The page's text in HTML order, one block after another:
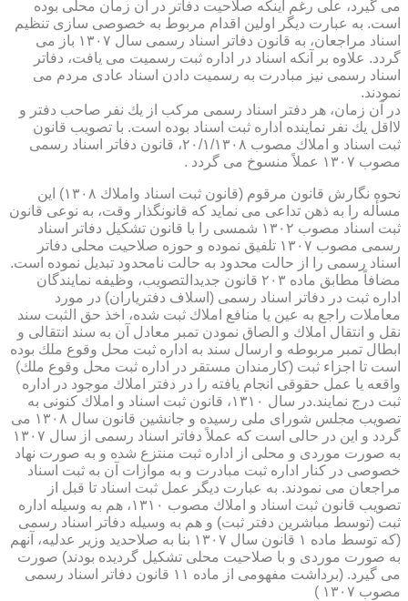
می گیرد، علی رغم اینكه صلاحیت دفاتر در آن زمان محلی بوده
است. به عبارت دیگر اولین اقدام مربوط به خصوصی سازی تنظیم
اسناد مراجعان، به قانون دفاتر اسناد رسمی سال ۱۳۰۷ باز می
گردد. علاوه بر آنكه اسناد در اداره ثبت رسمیت می یافت، دفاتر
اسناد رسمی نیز مبادرت به رسمیت دادن اسناد عادی مردم می
نمودند.
در آن زمان، هر دفتر اسناد رسمی مركب از یك نفر صاحب دفتر و
لااقل یك نفر نماینده اداره ثبت اسناد بوده است. با تصویب قانون
ثبت اسناد و املاك مصوب ۲۰/۱/۱۳۰۸، قانون دفاتر اسناد رسمی
مصوب ۱۳۰۷ عملاً منسوخ می گردد .
نحوه نگارش قانون مرقوم (قانون ثبت اسناد واملاك ۱۳۰۸) این
مسأله را به ذهن تداعی می نماید كه قانونگذار وقت، به نوعی قانون
ثبت اسناد مصوب ۱۳۰۲ شمسی را با قانون تشكیل دفاتر اسناد
رسمی مصوب ۱۳۰۷ تلفیق نموده و حوزه صلاحیت محلی دفاتر
اسناد رسمی را از حالت محدود به حالت نامحدود تبدیل نموده است.
مضافاً مطابق ماده ۲۰۳ قانون جدیدالتصویب، وظیفه نمایندگان
اداره ثبت در دفاتر اسناد رسمی (اسلاف دفتریاران) در مورد
معاملات راجع به عین یا منافع املاك ثبت شده، اخذ حق الثبت سند
نقل و انتقال املاك و الصاق نمودن تمبر معادل آن به سند انتقالی و
ابطال تمبر مربوطه و ارسال سند به اداره ثبت محل وقوع ملك بوده
است تا اجزاء ثبت (كارمندان مستقر در اداره ثبت محل وقوع ملك)
واقعه یا عمل حقوقی انجام یافته را در دفتر املاك موجود در اداره
ثبت درج نمایند.در سال ۱۳۱۰، قانون ثبت اسناد و املاك كنونی به
تصویب مجلس شورای ملی رسیده و جانشین قانون سال ۱۳۰۸ می
گردد و این در حالی است كه عملاً دفاتر اسناد رسمی از سال ۱۳۰۷
به صورت موردی و محلی از اداره ثبت منتزع شده و به صورت نهاد
خصوصی در كنار اداره ثبت مبادرت و به موازات آن به ثبت اسناد
مراجعان می نمودند. به عبارت دیگر عمل ثبت اسناد تا قبل از
تصویب قانون ثبت اسناد و املاك مصوب ۱۳۱۰، هم به وسیله اداره
ثبت (توسط مباشرین دفتر ثبت) و هم به وسیله دفاتر اسناد رسمی
(كه توسط ماده ۱ قانون سال ۱۳۰۷ بنا به صلاحدید وزیر عدلیه، آنهم
به صورت موردی و با صلاحیت محلی تشكیل گردیده بودند) صورت
می گیرد. (برداشت مفهومی از ماده ۱۱ قانون دفاتر اسناد رسمی
مصوب ۱۳۰۷ )